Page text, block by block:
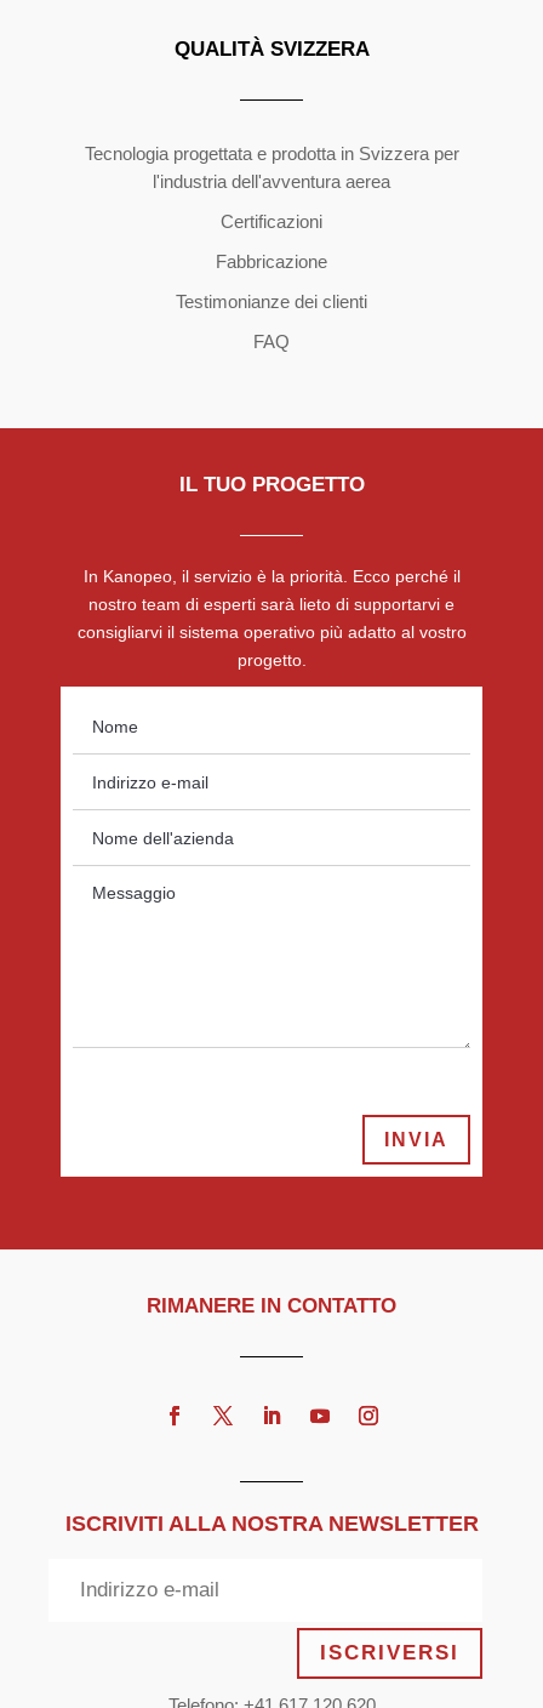
QUALITÀ SVIZZERA
Tecnologia progettata e prodotta in Svizzera per
l'industria dell'avventura aerea
Certificazioni
Fabbricazione
Testimonianze dei clienti
FAQ
IL TUO PROGETTO
In Kanopeo, il servizio è la priorità. Ecco perché il
nostro team di esperti sarà lieto di supportarvi e
consigliarvi il sistema operativo più adatto al vostro
progetto.
INVIA
RIMANERE IN CONTATTO
ISCRIVITI ALLA NOSTRA NEWSLETTER
ISCRIVERSI